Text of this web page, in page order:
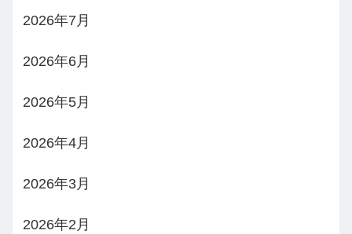
2026年7月
2026年6月
2026年5月
2026年4月
2026年3月
2026年2月